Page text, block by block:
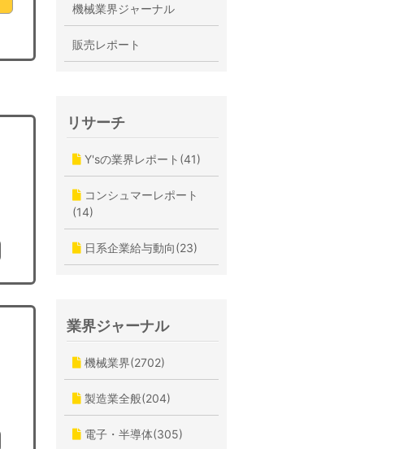
機械業界ジャーナル
販売レポート
リサーチ
Y'sの業界レポート(41)
コンシュマーレポート
(14)
日系企業給与動向(23)
業界ジャーナル
機械業界(2702)
製造業全般(204)
電子・半導体(305)